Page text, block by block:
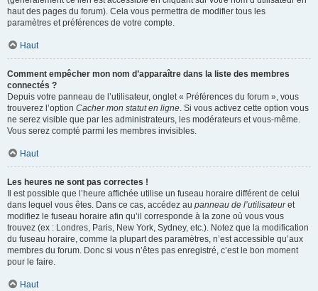
haut des pages du forum). Cela vous permettra de modifier tous les
paramètres et préférences de votre compte.
Haut
Comment empêcher mon nom d’apparaître dans la liste des membres
connectés ?
Depuis votre panneau de l’utilisateur, onglet « Préférences du forum », vous
trouverez l’option Cacher mon statut en ligne. Si vous activez cette option vous
ne serez visible que par les administrateurs, les modérateurs et vous-même.
Vous serez compté parmi les membres invisibles.
Haut
Les heures ne sont pas correctes !
Il est possible que l’heure affichée utilise un fuseau horaire différent de celui
dans lequel vous êtes. Dans ce cas, accédez au panneau de l’utilisateuret
modifiez le fuseau horaire afin qu’il corresponde à la zone où vous vous
trouvez (ex : Londres, Paris, New York, Sydney, etc.). Notez que la modification
du fuseau horaire, comme la plupart des paramètres, n’est accessible qu’aux
membres du forum. Donc si vous n’êtes pas enregistré, c’est le bon moment
pour le faire.
Haut